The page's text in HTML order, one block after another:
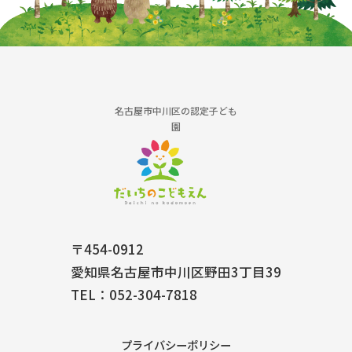
名古屋市中川区の認定子ども
園
〒454-0912
愛知県名古屋市中川区野田3丁目39
TEL：052-304-7818
プライバシーポリシー